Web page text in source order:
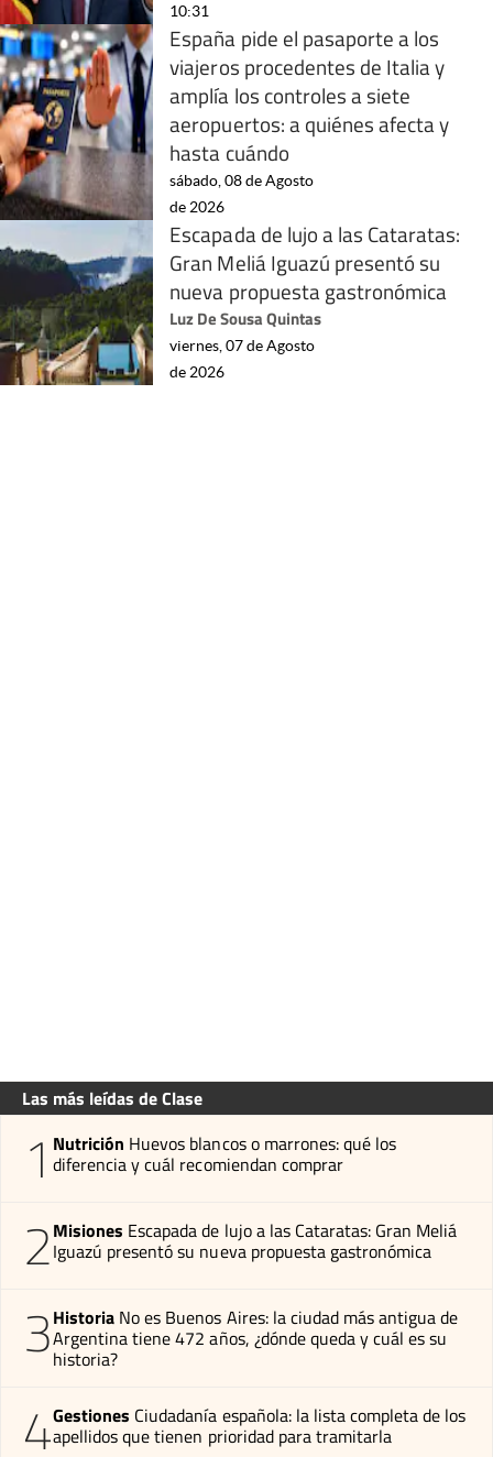
10:31
España pide el pasaporte a los
viajeros procedentes de Italia y
amplía los controles a siete
aeropuertos: a quiénes afecta y
hasta cuándo
sábado, 08 de Agosto
de 2026
Escapada de lujo a las Cataratas:
Gran Meliá Iguazú presentó su
nueva propuesta gastronómica
Luz De Sousa Quintas
viernes, 07 de Agosto
de 2026
Las más leídas de Clase
1 Nutrición Huevos blancos o marrones: qué los
diferencia y cuál recomiendan comprar
2Misiones Escapada de lujo a las Cataratas: Gran Meliá
Iguazú presentó su nueva propuesta gastronómica
3Historia No es Buenos Aires: la ciudad más antigua de
Argentina tiene 472 años, ¿dónde queda y cuál es su
historia?
4Gestiones Ciudadanía española: la lista completa de los
apellidos que tienen prioridad para tramitarla